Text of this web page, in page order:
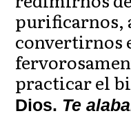
purificarnos,
convertirnos
practicar el
Dios. Te